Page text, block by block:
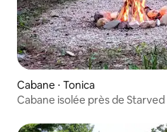
Cabane ⋅ Tonica
Cabane isolée près de